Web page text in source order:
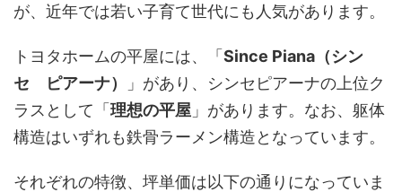
が、近年では若い子育て世代にも人気があります。
トヨタホームの平屋には、「 Since Piana（シン
セ ピアーナ）
」があり、シンセピアーナの上位ク
ラスとして「 理想の平屋 」があります。なお、躯体
構造はいずれも鉄骨ラーメン構造となっています。
それぞれの特徴、坪単価は以下の通りになっていま